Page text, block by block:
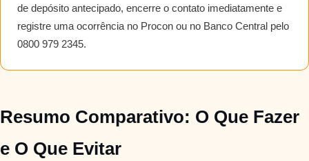
de depósito antecipado, encerre o contato imediatamente e
registre uma ocorrência no Procon ou no Banco Central pelo
0800 979 2345.
Resumo Comparativo: O Que Fazer
e O Que Evitar